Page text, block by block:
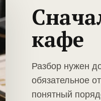
кафе
Разбор нужен
обязательное
понятный